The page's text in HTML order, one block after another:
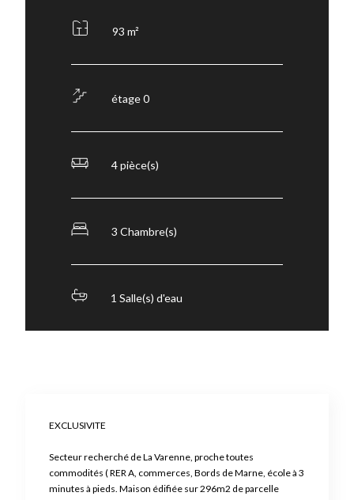
93 m²
étage 0
4 pièce(s)
3 Chambre(s)
1 Salle(s) d'eau
EXCLUSIVITE
Secteur recherché de La Varenne, proche toutes
commodités ( RER A, commerces, Bords de Marne, école à 3
minutes à pieds. Maison édifiée sur 296m2 de parcelle